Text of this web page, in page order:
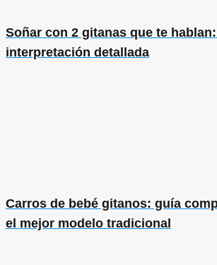
Soñar con 2 gitanas que te
interpretación detallada
Carros de bebé gitanos: guía
el mejor modelo tradicional